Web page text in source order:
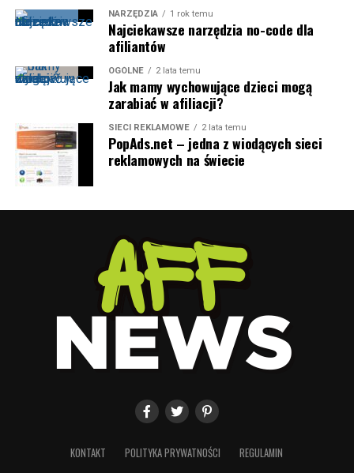
NARZĘDZIA 1 rok temu
Najciekawsze narzędzia no-code dla
afiliantów
OGÓLNE 2 lata temu
Jak mamy wychowujące dzieci mogą
zarabiać w afiliacji?
SIECI REKLAMOWE 2 lata temu
PopAds.net – jedna z wiodących sieci
reklamowych na świecie
KONTAKT POLITYKA PRYWATNOŚCI REGULAMIN